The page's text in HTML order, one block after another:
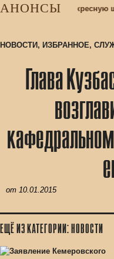
АНОНСЫ
учащихся в воскресную
НОВОСТИ , ИЗБРАННОЕ,
Глава
от 10.01.2015
ЕЩЁ ИЗ КАТЕГОРИИ: НОВОСТИ